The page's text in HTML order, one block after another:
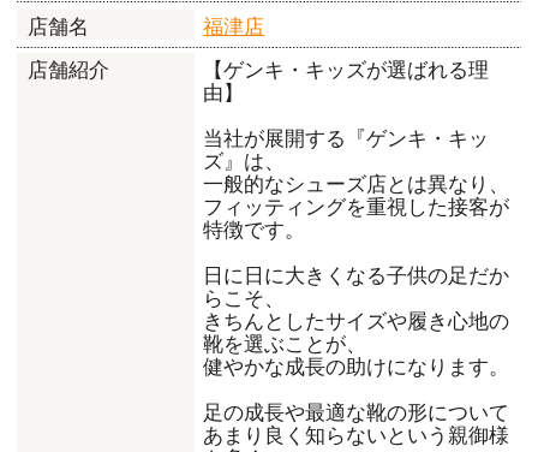
店舗名
福津店
店舗紹介
【ゲンキ・キッズが選ばれる理
由】
当社が展開する『ゲンキ・キッ
ズ』は、
一般的なシューズ店とは異なり、
フィッティングを重視した接客が
特徴です。
日に日に大きくなる子供の足だか
らこそ、
きちんとしたサイズや履き心地の
靴を選ぶことが、
健やかな成長の助けになります。
足の成長や最適な靴の形について
あまり良く知らないという親御様